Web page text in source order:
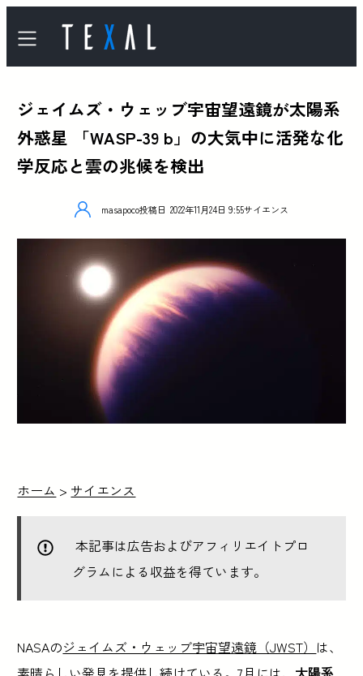
ジェイムズ・ウェッブ宇宙望遠鏡が太陽系
外惑星 「WASP-39 b」の大気中に活発な化
学反応と雲の兆候を検出
masapoco投稿日 2022年11月24日 9:55サイエンス
ホーム > サイエンス
本記事は広告およびアフィリエイトプロ
グラムによる収益を得ています。
NASAのジェイムズ・ウェッブ宇宙望遠鏡（JWST） は、